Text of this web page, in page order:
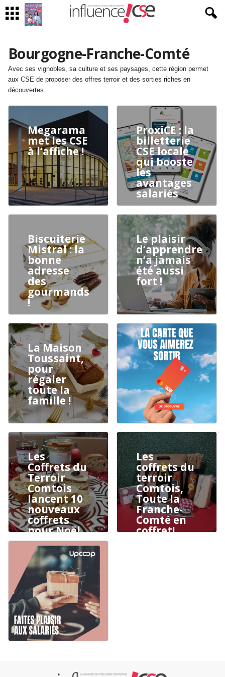
Bourgogne-Franche-Comté
Avec ses vignobles, sa culture et ses paysages, cette région permet
aux CSE de proposer des offres terroir et des sorties riches en
découvertes.
Megarama
met les CSE
à l’affiche !
ProxiCE : la
billetterie
CSE locale
qui booste
les
avantages
salariés
Biscuiterie
Mistral : la
bonne
adresse
des
gourmands
!
Le plaisir
d’apprendre
n’a jamais
été aussi
fort !
La Maison
Toussaint,
pour
régaler
toute la
famille !
Les
Coffrets du
Terroir
Comtois
lancent 10
nouveaux
coffrets
pour Noël
qui
célèbrent
les
richesses
du
patrimoine
culinaire
franc-
comtois
Les
coffrets du
terroir
Comtois,
Toute la
Franche-
Comté en
coffret!